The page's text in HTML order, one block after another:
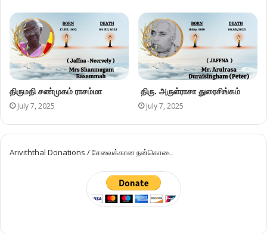
திருமதி சண்முகம் ராசம்மா
July 7, 2025
திரு. அருள்ராசா துரைசிங்கம்
July 7, 2025
Ariviththal Donations / சேவைக்கான நன்கொடை